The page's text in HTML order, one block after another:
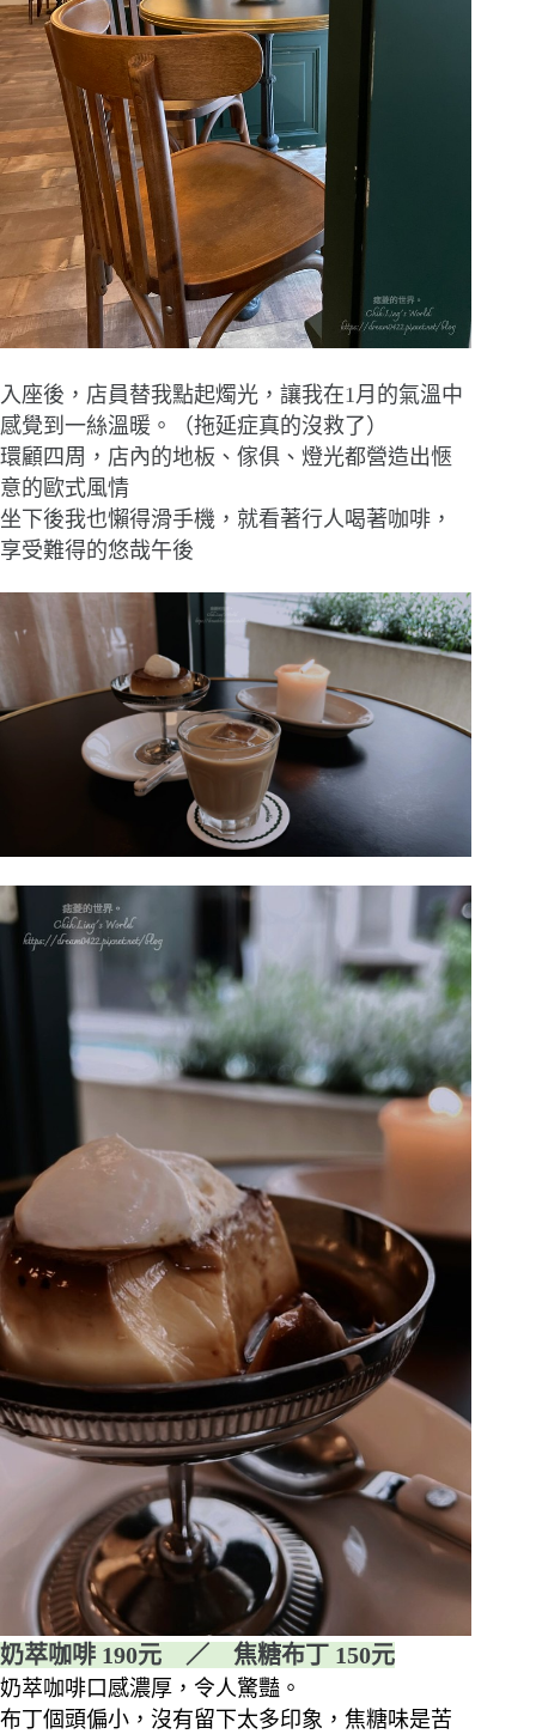
入座後，店員替我點起燭光，讓我在1月的氣溫中
感覺到一絲溫暖。（拖延症真的沒救了）
環顧四周，店內的地板、傢俱、燈光都營造出愜
意的歐式風情
坐下後我也懶得滑手機，就看著行人喝著咖啡，
享受難得的悠哉午後
奶萃咖啡 190元 ／ 焦糖布丁 150元
奶萃咖啡口感濃厚，令人驚豔。
布丁個頭偏小，沒有留下太多印象，焦糖味是苦